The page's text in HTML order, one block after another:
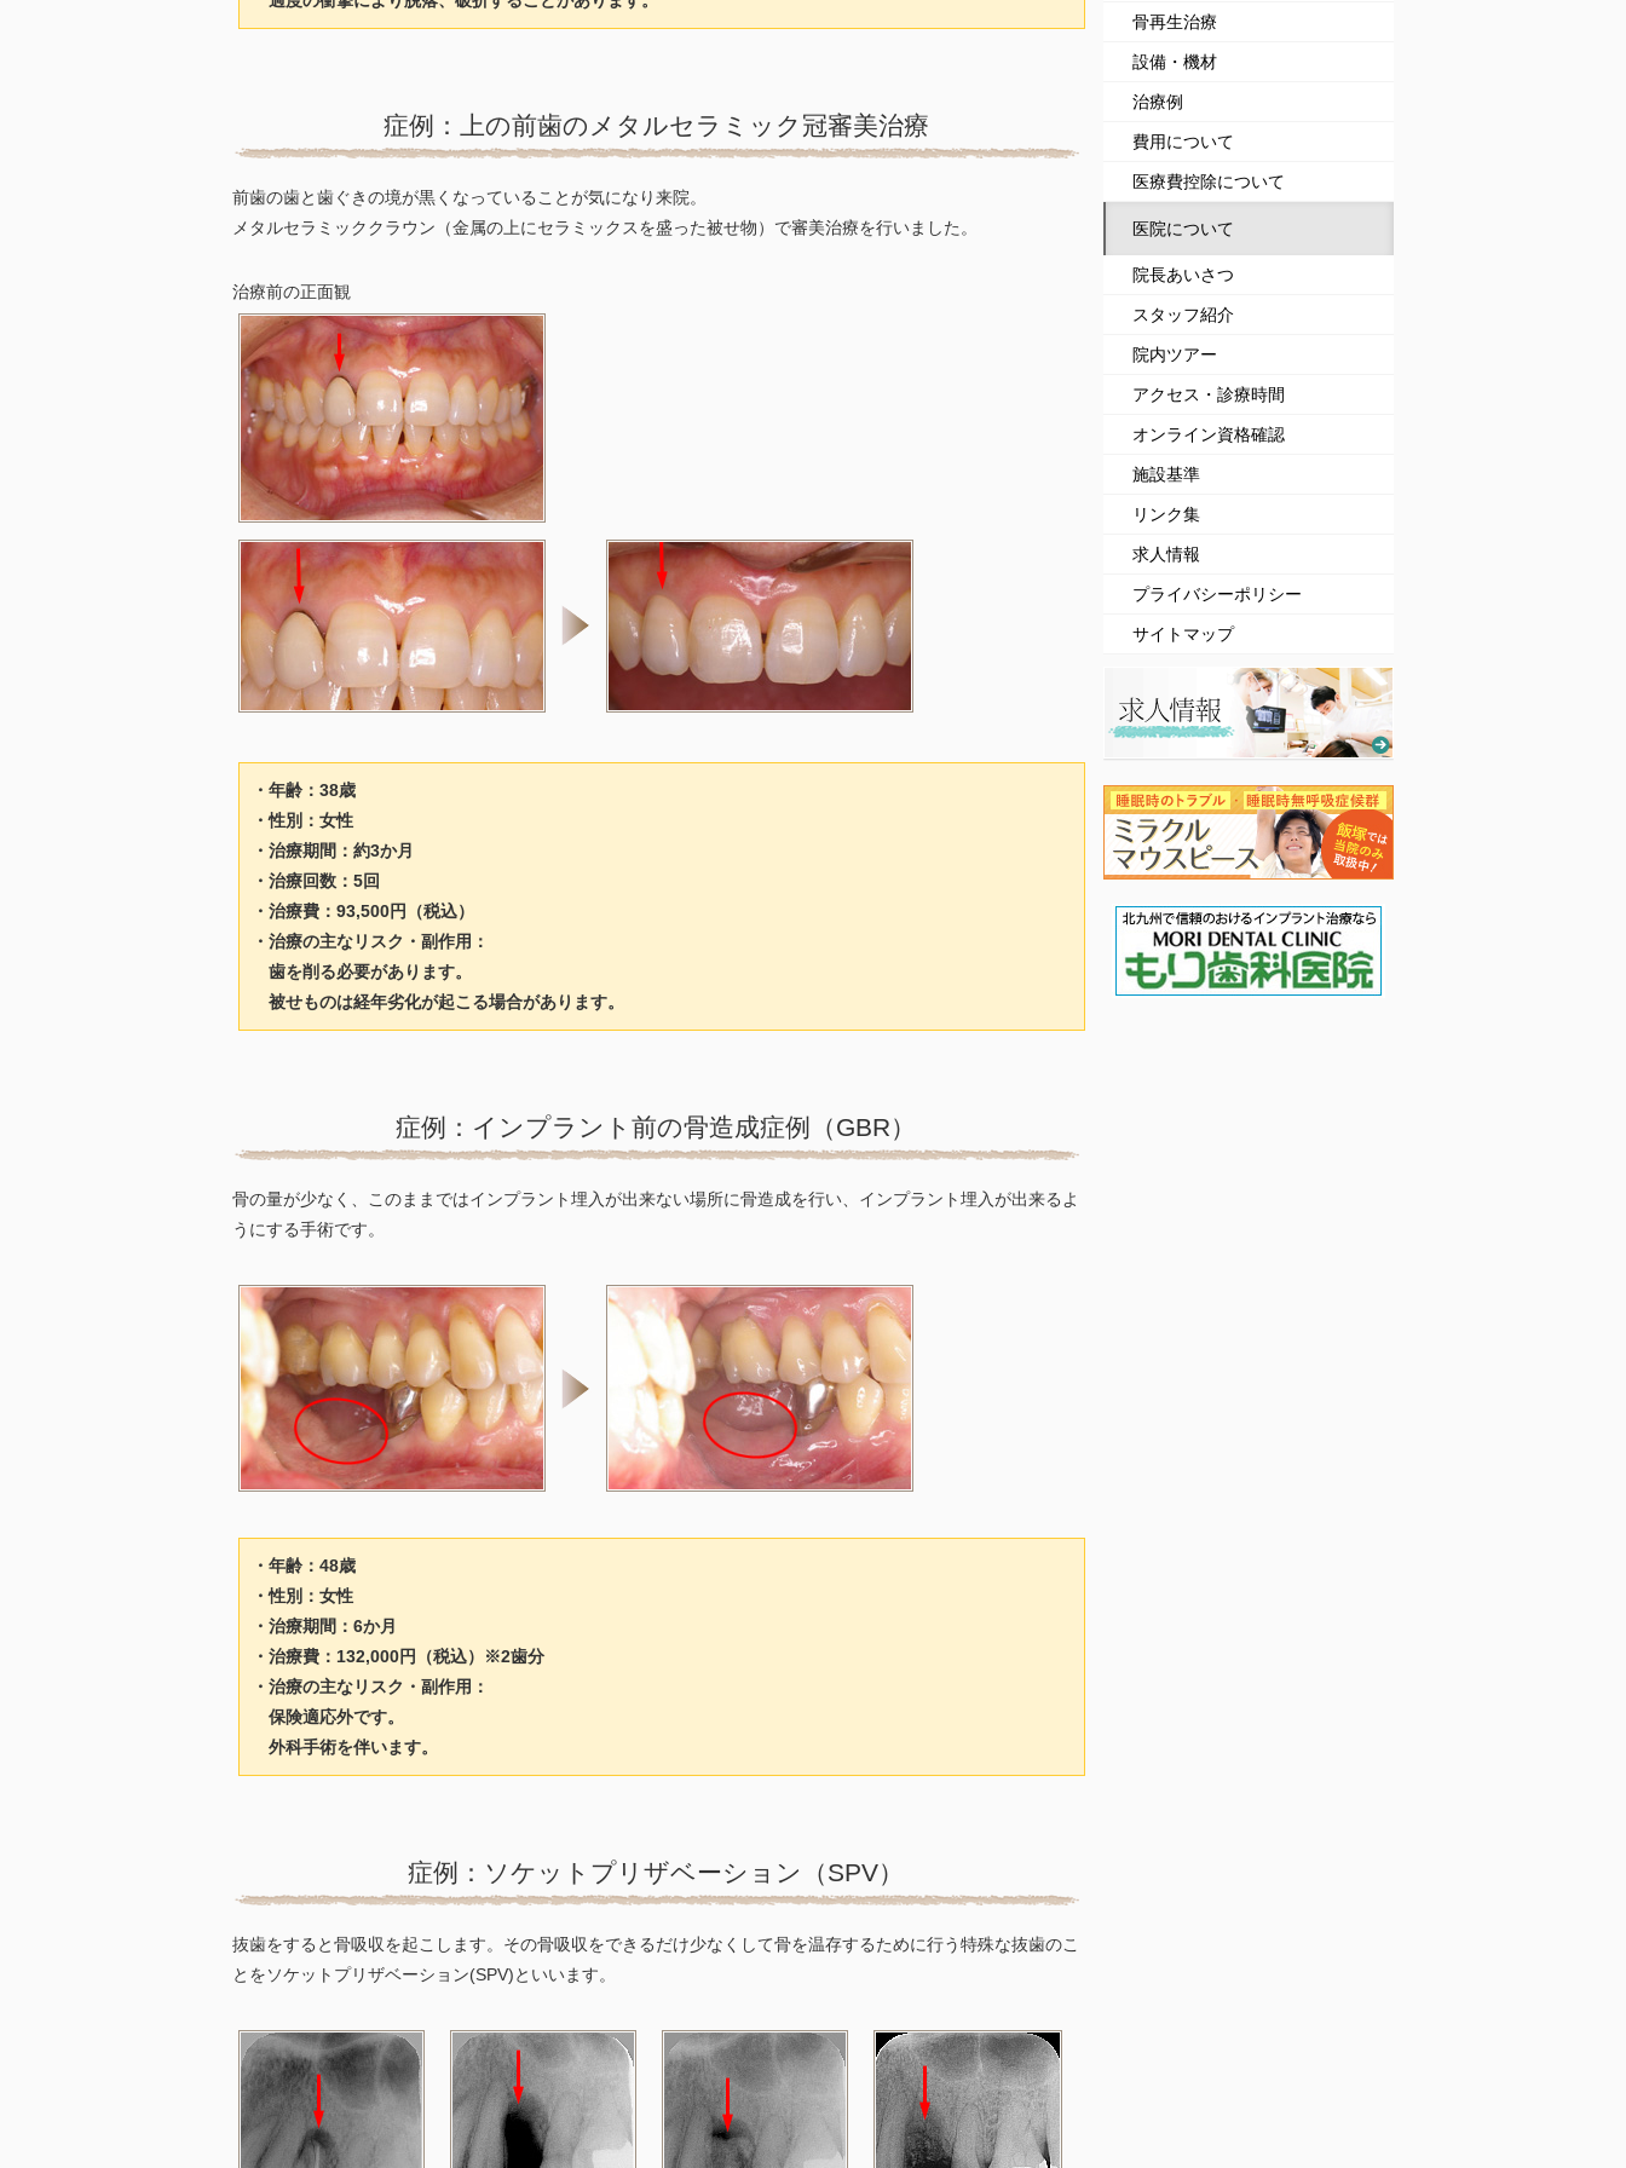
症例：上の前歯のメタルセラミック冠審美治療
前歯の歯と歯ぐきの境が黒くなっていることが気になり来院。
メタルセラミッククラウン（金属の上にセラミックスを盛った被せ物）で審美治療を行いました。
治療前の正面観
・年齢：38歳
・性別：女性
・治療期間：約3か月
・治療回数：5回
・治療費：93,500円（税込）
・治療の主なリスク・副作用：
歯を削る必要があります。
被せものは経年劣化が起こる場合があります。
症例：インプラント前の骨造成症例（GBR）
骨の量が少なく、このままではインプラント埋入が出来ない場所に骨造成を行い、インプラント埋入が出来るよ
うにする手術です。
・年齢：48歳
・性別：女性
・治療期間：6か月
・治療費：132,000円（税込）※2歯分
・治療の主なリスク・副作用：
保険適応外です。
外科手術を伴います。
症例：ソケットプリザベーション（SPV）
抜歯をすると骨吸収を起こします。その骨吸収をできるだけ少なくして骨を温存するために行う特殊な抜歯のこ
とをソケットプリザベーション(SPV)といいます。
骨再生治療
設備・機材
治療例
費用について
医療費控除について
医院について
院長あいさつ
スタッフ紹介
院内ツアー
アクセス・診療時間
オンライン資格確認
施設基準
リンク集
求人情報
プライバシーポリシー
サイトマップ